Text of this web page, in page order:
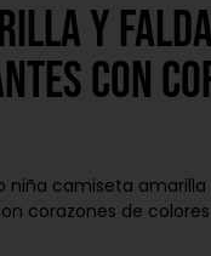
y
con
niña camiseta
corazones de colores